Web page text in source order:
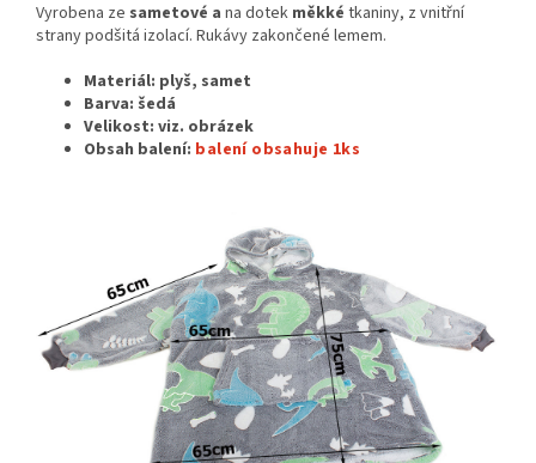
Vyrobena ze sametové a na dotek měkké tkaniny, z vnitřní
strany podšitá izolací. Rukávy zakončené lemem.
Materiál: plyš, samet
Barva: šedá
Velikost: viz. obrázek
Obsah balení: balení obsahuje 1ks